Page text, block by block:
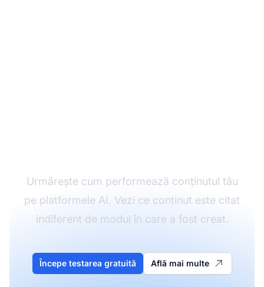
Urmărește cum performează conținutul tău
pe platformele AI. Vezi ce conținut este citat
indiferent de modul în care a fost creat.
Începe testarea gratuită Află mai multe